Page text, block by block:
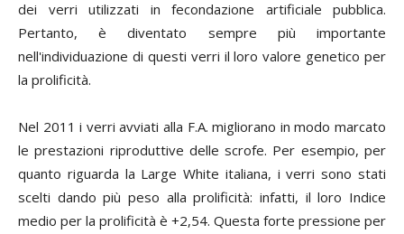
dei verri utilizzati in fecondazione artificiale pubblica.
Pertanto, è diventato sempre più importante
nell'individuazione di questi verri il loro valore genetico per
la prolificità.
Nel 2011 i verri avviati alla F.A. migliorano in modo marcato
le prestazioni riproduttive delle scrofe. Per esempio, per
quanto riguarda la Large White italiana, i verri sono stati
scelti dando più peso alla prolificità: infatti, il loro Indice
medio per la prolificità è +2,54. Questa forte pressione per